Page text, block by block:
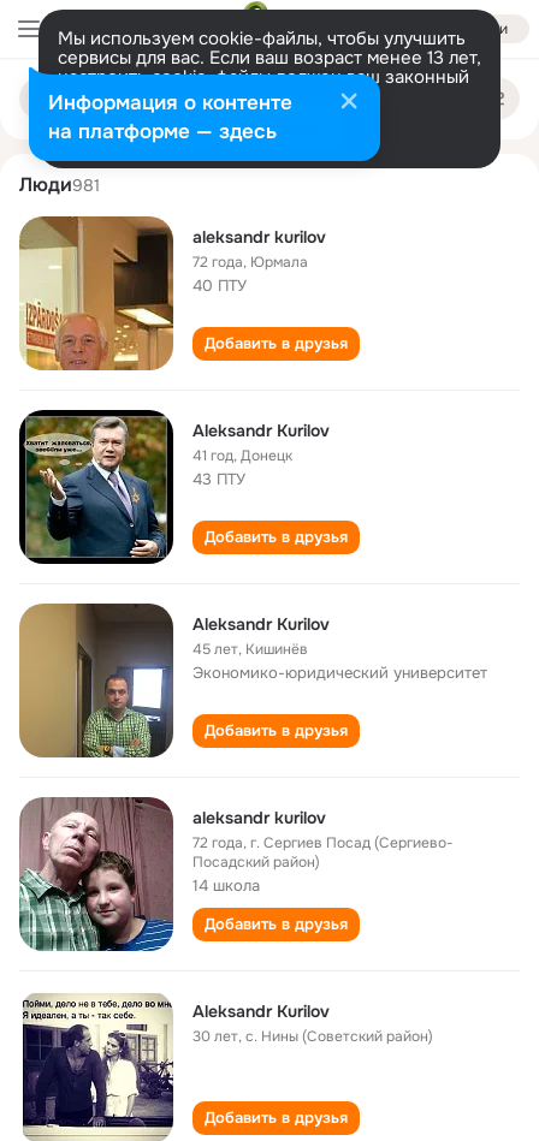
Войти
Мы используем cookie-файлы, чтобы улучшить
сервисы для вас. Если ваш возраст менее 13 лет,
настроить cookie-файлы должен ваш законный
представитель. Больше информации
Разрешить все Настроить
Поиск
людям
aleksandr kurilov
Люди981
aleksandr kurilov
72 года, Юрмала
40 ПТУ
Добавить в друзья
Aleksandr Kurilov
41 год,Донецк
43 ПТУ
Добавить в друзья
Aleksandr Kurilov
45 лет, Кишинёв
Экономико-юридический университет
Добавить в друзья
aleksandr kurilov
72 года,г. Сергиев Посад (Сергиево-
Посадский район)
14 школа
Добавить в друзья
Aleksandr Kurilov
30 лет,с. Нины (Советский район)
Добавить в друзья
Информация о контенте
на платформе — здесь